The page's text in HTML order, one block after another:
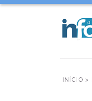
INÍCIO >